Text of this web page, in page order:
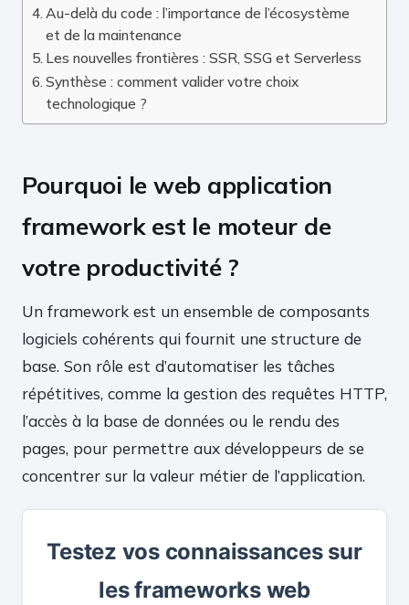
Au-delà du code : l’importance de l’écosystème
et de la maintenance
Les nouvelles frontières : SSR, SSG et Serverless
Synthèse : comment valider votre choix
technologique ?
Pourquoi le web application
framework est le moteur de
votre productivité ?
Un framework est un ensemble de composants
logiciels cohérents qui fournit une structure de
base. Son rôle est d’automatiser les tâches
répétitives, comme la gestion des requêtes HTTP,
l’accès à la base de données ou le rendu des
pages, pour permettre aux développeurs de se
concentrer sur la valeur métier de l’application.
Testez vos connaissances sur
les frameworks web